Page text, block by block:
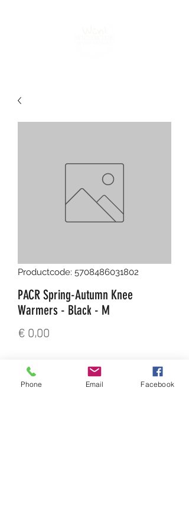
Productcode: 5708486031802
PACR Spring-Autumn Knee
Warmers - Black - M
€ 0,00
Aantal
Phone Email Facebook